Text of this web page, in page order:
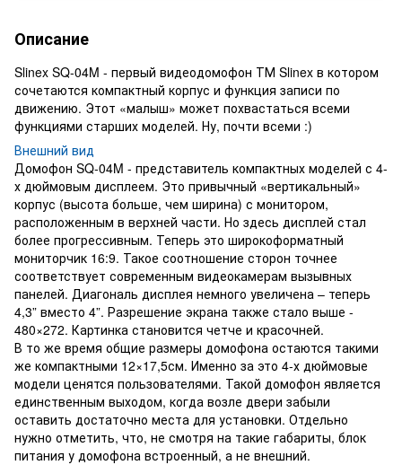
Описание
Slinex SQ-04M - первый видеодомофон ТМ Slinex в котором
сочетаются компактный корпус и функция записи по
движению. Этот «малыш» может похвастаться всеми
функциями старших моделей. Ну, почти всеми :)
Внешний вид
Домофон SQ-04M - представитель компактных моделей с 4-
х дюймовым дисплеем. Это привычный «вертикальный»
корпус (высота больше, чем ширина) с монитором,
расположенным в верхней части. Но здесь дисплей стал
более прогрессивным. Теперь это широкоформатный
мониторчик 16:9. Такое соотношение сторон точнее
соответствует современным видеокамерам вызывных
панелей. Диагональ дисплея немного увеличена – теперь
4,3” вместо 4”. Разрешение экрана также стало выше -
480×272. Картинка становится четче и красочней.
В то же время общие размеры домофона остаются такими
же компактными 12×17,5см. Именно за это 4-х дюймовые
модели ценятся пользователями. Такой домофон является
единственным выходом, когда возле двери забыли
оставить достаточно места для установки. Отдельно
нужно отметить, что, не смотря на такие габариты, блок
питания у домофона встроенный, а не внешний.